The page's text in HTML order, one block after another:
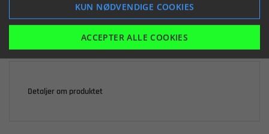
LÆG I KURV
Detaljer om produktet
KUN NØDVENDIGE COOKIES
ACCEPTER ALLE COOKIES